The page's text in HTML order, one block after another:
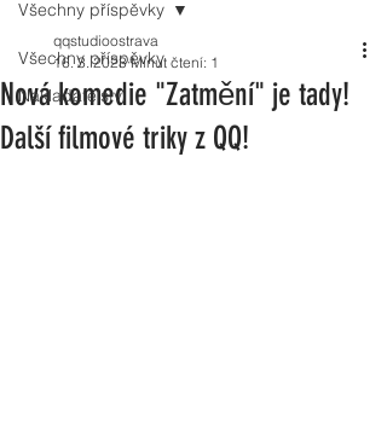
Všechny příspěvky
Nakladatelství
Všechny příspěvky
Nová komedie "Zatmění" je tady!
Další filmové triky z QQ!
qqstudioostrava
16. 3. 2023 Minut čtení: 1